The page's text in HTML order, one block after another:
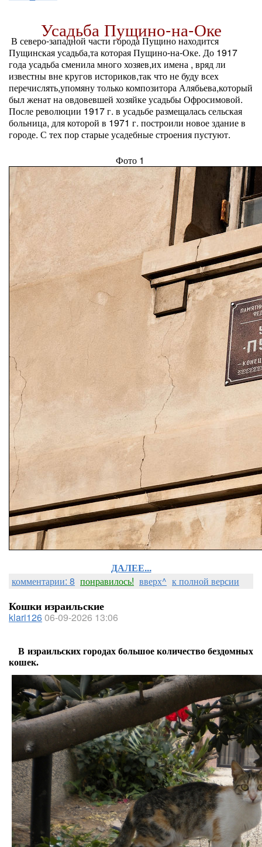
Усадьба Пущино-на-Оке
В северо-западной части города Пущино находится
Пущинская усадьба,та которая Пущино-на-Оке. До 1917
года усадьба сменила много хозяев,их имена , вряд ли
известны вне кругов историков,так что не буду всех
перечислять,упомяну только композитора Алябьева,который
был женат на овдовевшей хозяйке усадьбы Офросимовой.
После революции 1917 г. в усадьбе размещалась сельская
больница, для которой в 1971 г. построили новое здание в
городе. С тех пор старые усадебные строения пустуют.
Фото 1
ДАЛЕЕ...
комментарии: 8 понравилось! вверх^ к полной версии
Кошки израильские
klari12606-09-2026 13:06
В израильских городах большое количество бездомных
кошек.